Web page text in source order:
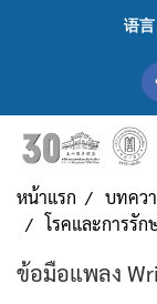
语言
หน้าแรก บทคว
โรคและการรัก
ข้อมือแพลง